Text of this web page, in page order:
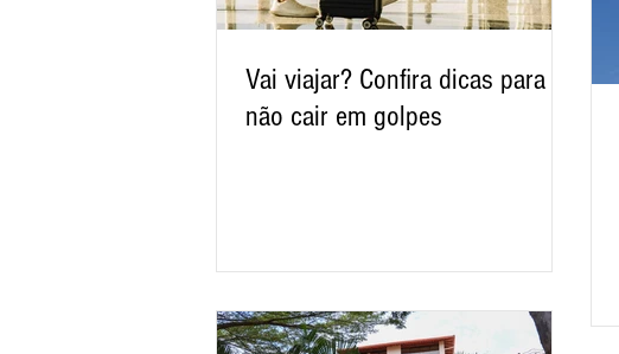
Vai viajar? Confira dicas para
não cair em golpes